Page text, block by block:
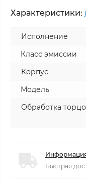
Характеристики:
Исполнение
Класс эмиссии
Корпус
Модель
Обработка
Быстрая